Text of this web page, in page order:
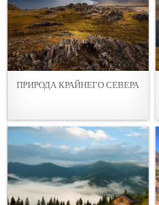
ПРИРОДА КРАЙНЕГО СЕВЕРА